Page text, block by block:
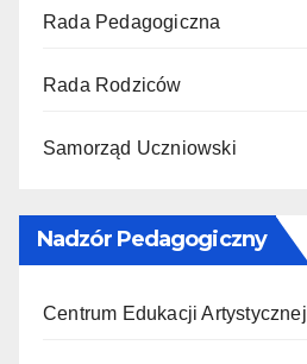
Rada Pedagogiczna
Rada Rodziców
Samorząd Uczniowski
Nadzór Pedagogiczny
Centrum Edukacji Artystycznej